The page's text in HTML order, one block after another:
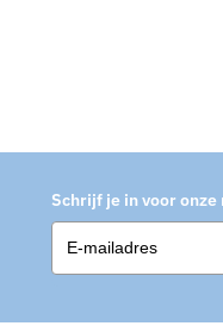
Schrijf je in voor